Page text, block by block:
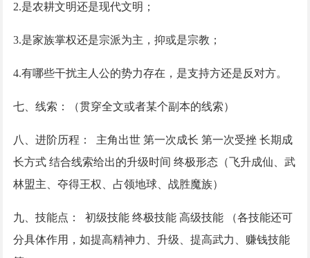
2.是农耕文明还是现代文明；
3.是家族掌权还是宗派为主，抑或是宗教；
4.有哪些干扰主人公的势力存在，是支持方还是反对方。
七、线索：（贯穿全文或者某个副本的线索）
八、进阶历程：
主角出世 第一次成长 第一次受挫 长期成
长方式 结合线索给出的升级时间 终极形态（飞升成仙、武
林盟主、夺得王权、占领地球、战胜魔族）
九、技能点：
初级技能 终极技能 高级技能 （各技能还可
分具体作用，如提高精神力、升级、提高武力、赚钱技能